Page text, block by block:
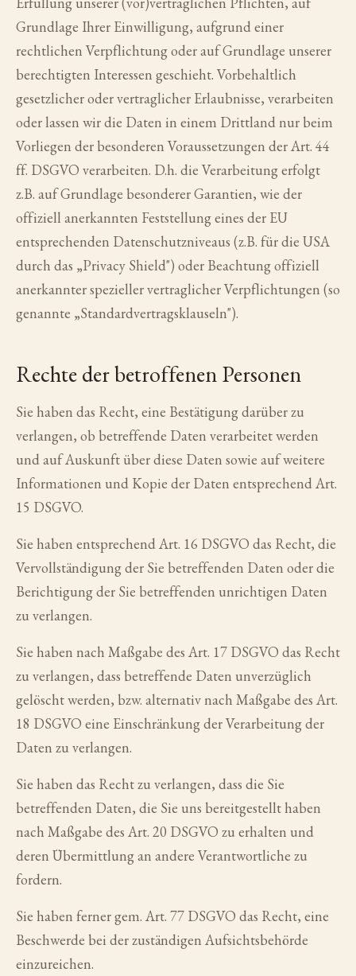
Grundlage Ihrer Einwilligung, aufgrund einer
rechtlichen Verpflichtung oder auf Grundlage unserer
berechtigten Interessen geschieht. Vorbehaltlich
gesetzlicher oder vertraglicher Erlaubnisse, verarbeiten
oder lassen wir die Daten in einem Drittland nur beim
Vorliegen der besonderen Voraussetzungen der Art. 44
ff. DSGVO verarbeiten. D.h. die Verarbeitung erfolgt
z.B. auf Grundlage besonderer Garantien, wie der
offiziell anerkannten Feststellung eines der EU
entsprechenden Datenschutzniveaus (z.B. für die USA
durch das „Privacy Shield") oder Beachtung offiziell
anerkannter spezieller vertraglicher Verpflichtungen (so
genannte „Standardvertragsklauseln").
Rechte der betroffenen Personen
Sie haben das Recht, eine Bestätigung darüber zu
verlangen, ob betreffende Daten verarbeitet werden
und auf Auskunft über diese Daten sowie auf weitere
Informationen und Kopie der Daten entsprechend Art.
15 DSGVO.
Sie haben entsprechend Art. 16 DSGVO das Recht, die
Vervollständigung der Sie betreffenden Daten oder die
Berichtigung der Sie betreffenden unrichtigen Daten
zu verlangen.
Sie haben nach Maßgabe des Art. 17 DSGVO das Recht
zu verlangen, dass betreffende Daten unverzüglich
gelöscht werden, bzw. alternativ nach Maßgabe des Art.
18 DSGVO eine Einschränkung der Verarbeitung der
Daten zu verlangen.
Sie haben das Recht zu verlangen, dass die Sie
betreffenden Daten, die Sie uns bereitgestellt haben
nach Maßgabe des Art. 20 DSGVO zu erhalten und
deren Übermittlung an andere Verantwortliche zu
fordern.
Sie haben ferner gem. Art. 77 DSGVO das Recht, eine
Beschwerde bei der zuständigen Aufsichtsbehörde
einzureichen.